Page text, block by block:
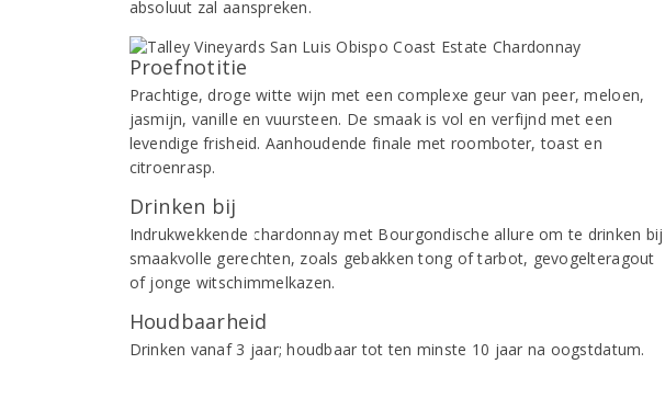
absoluut zal aanspreken.
Proefnotitie
Prachtige, droge witte wijn met een complexe geur van peer, meloen,
jasmijn, vanille en vuursteen. De smaak is vol en verfijnd met een
levendige frisheid. Aanhoudende finale met roomboter, toast en
citroenrasp.
Drinken bij
Indrukwekkende chardonnay met Bourgondische allure om te drinken bij
smaakvolle gerechten, zoals gebakken tong of tarbot, gevogelteragout
of jonge witschimmelkazen.
Houdbaarheid
Drinken vanaf 3 jaar; houdbaar tot ten minste 10 jaar na oogstdatum.